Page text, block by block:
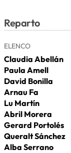
Reparto
ELENCO
Claudia Abellán
Paula Amell
David Bonilla
Arnau Fa
Lu Martín
Abril Morera
Gerard Portolés
Queralt Sánchez
Alba Serrano